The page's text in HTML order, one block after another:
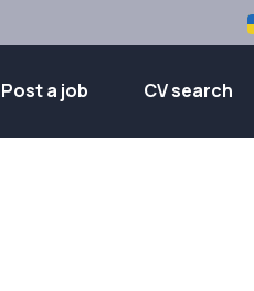
Post a job CV search